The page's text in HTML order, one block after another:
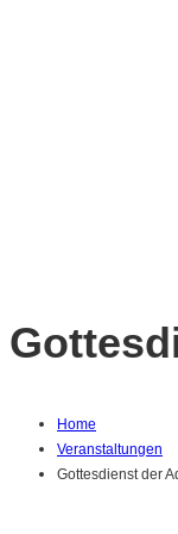
Home
Veranstaltungen
Gottesdienst der